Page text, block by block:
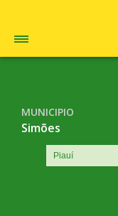
MUNICIPIO
Simões